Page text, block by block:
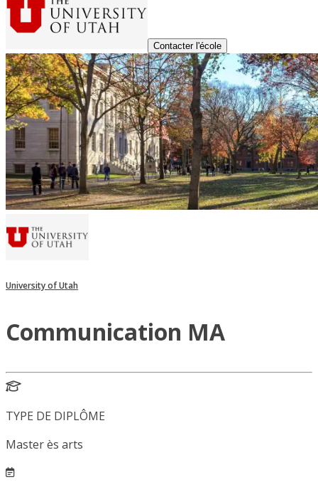
Contacter l'école
University of Utah
Communication MA
TYPE DE DIPLÔME
Master ès arts